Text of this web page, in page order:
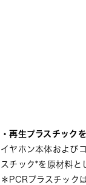
・再生プラスチック
イヤホン本体および
スチック*を原材料と
＊PCRプラスチック